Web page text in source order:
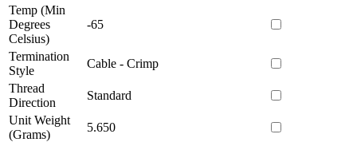
Temp (Min
Degrees
Celsius)
-65
Termination
Style
Cable - Crimp
Thread
Direction
Standard
Unit Weight
(Grams)
5.650